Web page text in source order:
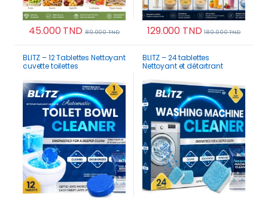
45.000TND 89.000TND 129.000 TND 180.000TND
BLITZ – 12 Tablettes Nettoyant
cuvette toilettes
taches mauvaises odeurs |
12 Mois
BLITZ – 24 tablettes
Nettoyant et détartrant
Complet pour 12 Mois